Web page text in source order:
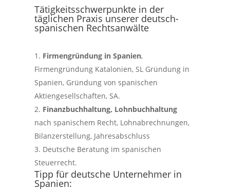
Tätigkeitsschwerpunkte in der
täglichen Praxis unserer deutsch-
spanischen Rechtsanwälte
Firmengründung in Spanien,
Firmengründung Katalonien, SL Gründung in
Spanien, Gründung von spanischen
Aktiengesellschaften, SA.
Finanzbuchhaltung, Lohnbuchhaltung
nach spanischem Recht, Lohnabrechnungen,
Bilanzerstellung, Jahresabschluss
Deutsche Beratung im spanischen
Steuerrecht.
Tipp für deutsche Unternehmer in
Spanien: